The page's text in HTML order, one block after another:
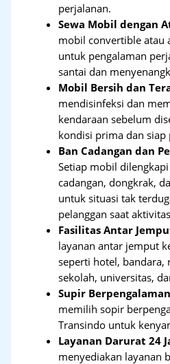
perjalanan.
Sewa Mobil dengan
mobil convertible atau
untuk pengalaman
santai dan
Mobil Bersih dan
mendisinfeksi dan
kendaraan sebelum
kondisi prima dan siap
Ban Cadangan dan
Setiap mobil
cadangan, dongkrak,
untuk situasi tak
pelanggan saat
Fasilitas Antar
layanan antar jemput
seperti hotel, bandara,
sekolah, universitas,
Supir Berpengalaman
memilih sopir
Transindo untuk
Layanan Darurat 24
menyediakan layanan